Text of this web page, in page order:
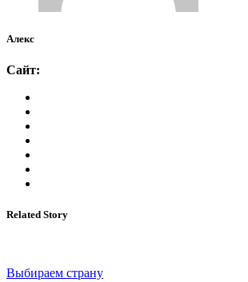
Алекс
Сайт:
Related Story
Выбираем страну